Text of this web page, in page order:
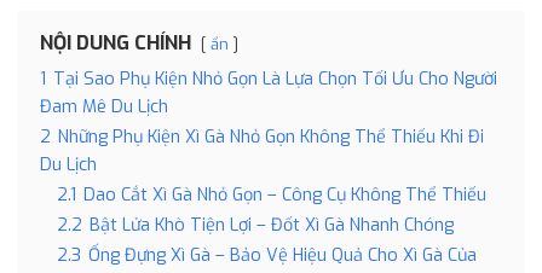
NỘI DUNG CHÍNH ẩn
1 Tại Sao Phụ Kiện Nhỏ Gọn Là Lựa Chọn Tối Ưu Cho Người
Đam Mê Du Lịch
2 Những Phụ Kiện Xì Gà Nhỏ Gọn Không Thể Thiếu Khi Đi
Du Lịch
2.1 Dao Cắt Xì Gà Nhỏ Gọn – Công Cụ Không Thể Thiếu
2.2 Bật Lửa Khò Tiện Lợi – Đốt Xì Gà Nhanh Chóng
2.3 Ống Đựng Xì Gà – Bảo Vệ Hiệu Quả Cho Xì Gà Của